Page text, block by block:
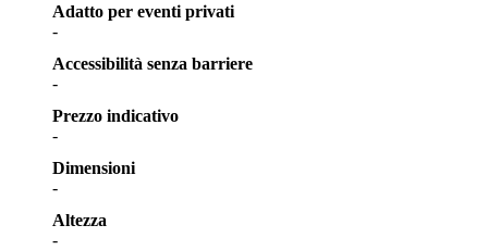
Adatto per eventi privati
-
Accessibilità senza barriere
-
Prezzo indicativo
-
Dimensioni
-
Altezza
-